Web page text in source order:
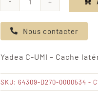
quantité
de
Yadea
UMI
-
Cache
Nous contacter
Yadea C-UMI – Cache
SKU: 64309-D270-0000534 -